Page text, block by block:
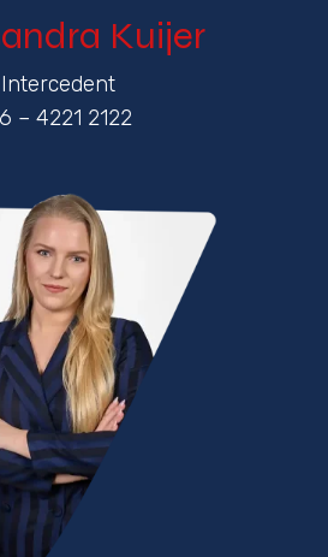
Kuijer
Intercedent
– 4221 2122